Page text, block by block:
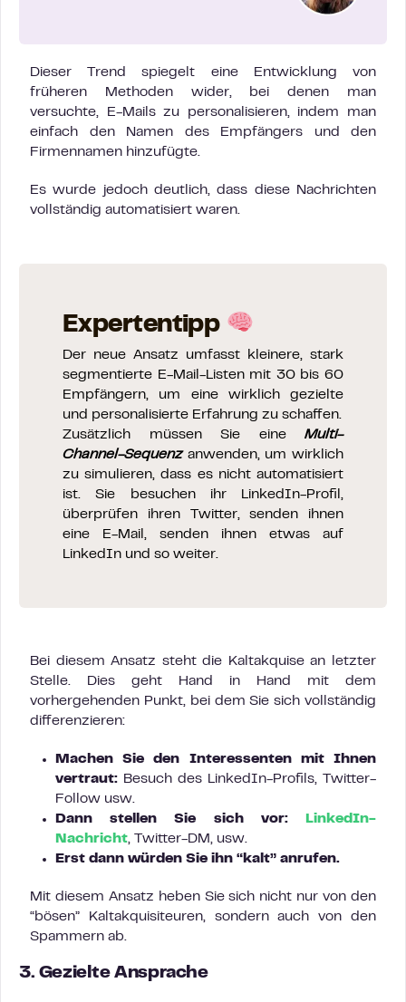
Dieser Trend spiegelt eine Entwicklung von
früheren Methoden wider, bei denen man
versuchte, E-Mails zu personalisieren, indem man
einfach den Namen des Empfängers und den
Firmennamen hinzufügte.
Es wurde jedoch deutlich, dass diese Nachrichten
vollständig automatisiert waren.
Expertentipp
Der neue Ansatz umfasst kleinere, stark
segmentierte E-Mail-Listen mit 30 bis 60
Empfängern, um eine wirklich gezielte
und personalisierte Erfahrung zu schaffen.
Zusätzlich müssen Sie eine Multi-
Channel-Sequenzanwenden, um wirklich
zu simulieren, dass es nicht automatisiert
ist. Sie besuchen ihr LinkedIn-Profil,
überprüfen ihren Twitter, senden ihnen
eine E-Mail, senden ihnen etwas auf
LinkedIn und so weiter.
Bei diesem Ansatz steht die Kaltakquise an letzter
Stelle. Dies geht Hand in Hand mit dem
vorhergehenden Punkt, bei dem Sie sich vollständig
differenzieren:
Machen Sie den Interessenten mit Ihnen
vertraut: Besuch des LinkedIn-Profils, Twitter-
Follow usw.
Dann stellen Sie sich vor:
LinkedIn-
Nachricht, Twitter-DM, usw.
Erst dann würden Sie ihn “kalt” anrufen.
Mit diesem Ansatz heben Sie sich nicht nur von den
“bösen” Kaltakquisiteuren, sondern auch von den
Spammern ab.
3. Gezielte Ansprache